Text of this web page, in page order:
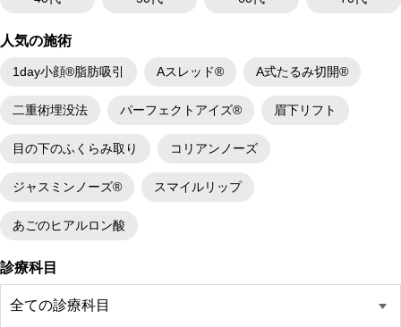
人気の施術
1day小顔®脂肪吸引 Aスレッド® A式たるみ切開®
二重術埋没法 パーフェクトアイズ® 眉下リフト
目の下のふくらみ取り コリアンノーズ
ジャスミンノーズ® スマイルリップ
あごのヒアルロン酸
診療科目